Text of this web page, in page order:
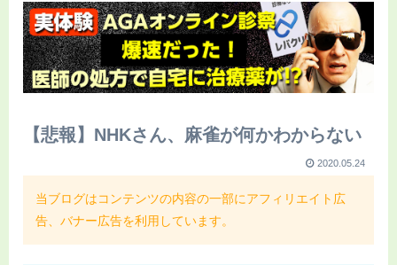
【悲報】NHKさん、麻雀が何かわからない
2020.05.24
当ブログはコンテンツの内容の一部にアフィリエイト広
告、バナー広告を利用しています。